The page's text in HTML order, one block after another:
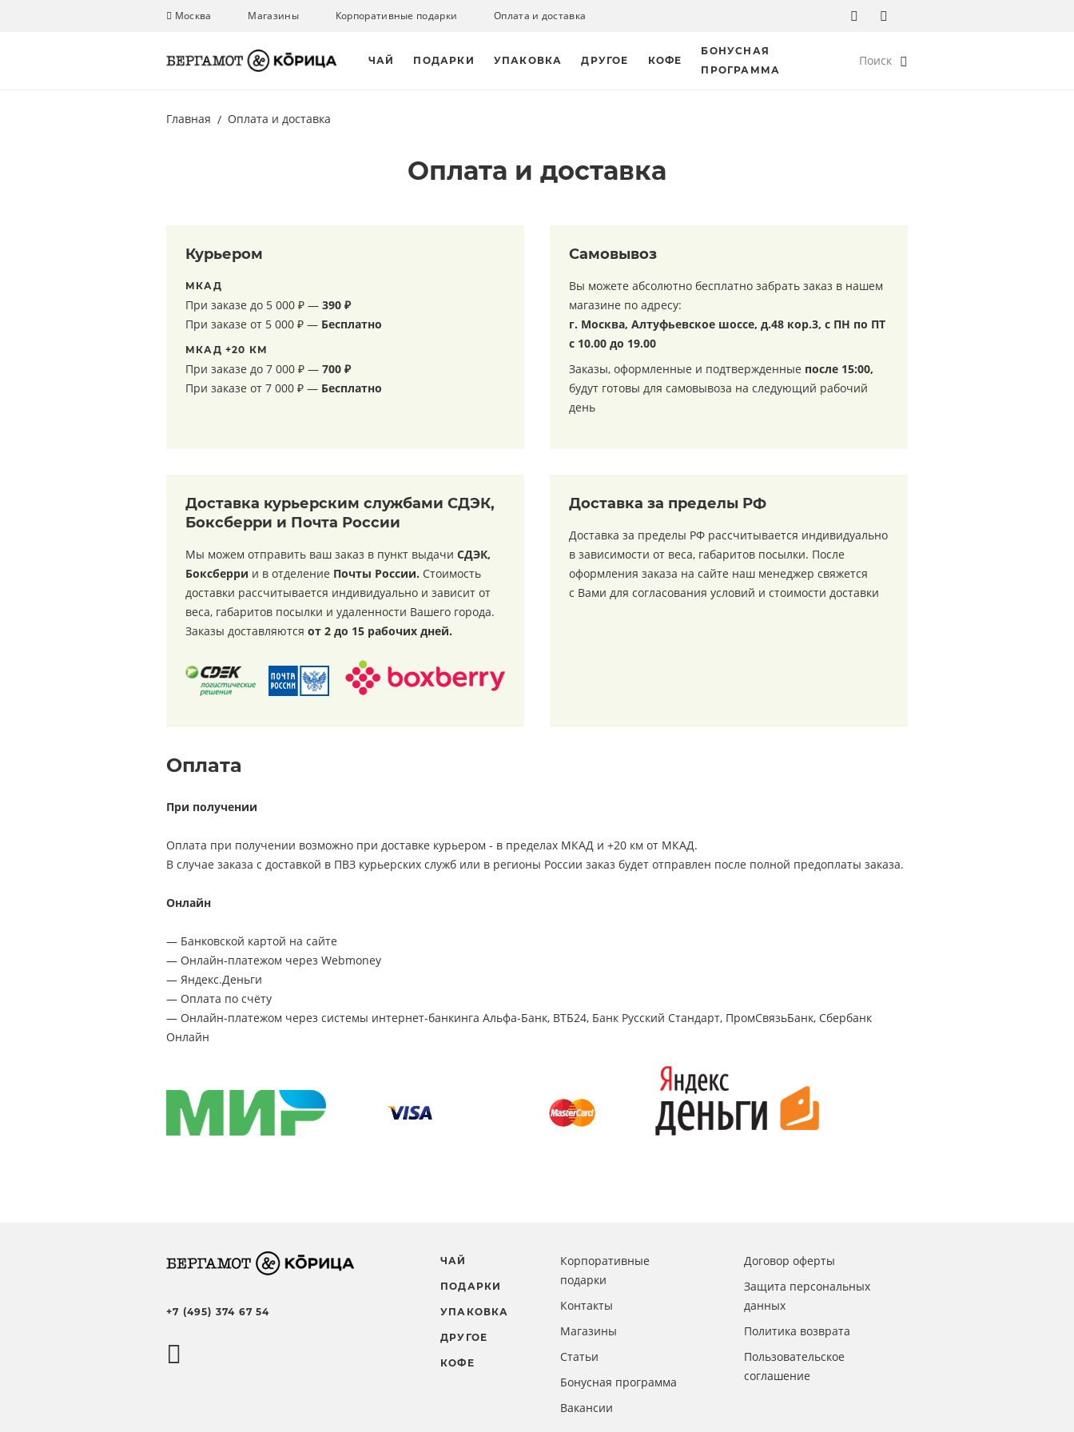
Москва Магазины Корпоративные подарки Оплата и доставка
ЧАЙ ПОДАРКИ УПАКОВКА ДРУГОЕ КОФЕ
БОНУСНАЯ
ПРОГРАММА
Поиск
Главная Оплата и доставка
Оплата и доставка
Курьером
МКАД
При заказе до 5 000 ₽ — 390 ₽
При заказе от 5 000 ₽ — Бесплатно
МКАД +20 КМ
При заказе до 7 000 ₽ — 700 ₽
При заказе от 7 000 ₽ — Бесплатно
Самовывоз
Вы можете абсолютно бесплатно забрать заказ в нашем
магазине по адресу:
г. Москва, Алтуфьевское шоссе, д.48 кор.3, с ПН по ПТ
с 10.00 до 19.00
Заказы, оформленные и подтвержденные после 15:00,
будут готовы для самовывоза на следующий рабочий
день
Доставка курьерским службами СДЭК,
Боксберри и Почта России
Мы можем отправить ваш заказ в пункт выдачи СДЭК,
Боксберри и в отделение Почты России. Стоимость
доставки рассчитывается индивидуально и зависит от
веса, габаритов посылки и удаленности Вашего города.
Заказы доставляются от 2 до 15 рабочих дней.
Доставка за пределы РФ
Доставка за пределы РФ рассчитывается индивидуально
в зависимости от веса, габаритов посылки. После
оформления заказа на сайте наш менеджер свяжется
с Вами для согласования условий и стоимости доставки
Оплата
При получении
Оплата при получении возможно при доставке курьером - в пределах МКАД и +20 км от МКАД.
В случае заказа с доставкой в ПВЗ курьерских служб или в регионы России заказ будет отправлен после полной предоплаты заказа.
Онлайн
— Банковской картой на сайте
— Онлайн-платежом через Webmoney
— Яндекс.Деньги
— Оплата по счёту
— Онлайн-платежом через системы интернет-банкинга Альфа-Банк, ВТБ24, Банк Русский Стандарт, ПромСвязьБанк, Сбербанк
Онлайн
+7 (495) 374 67 54
ЧАЙ
ПОДАРКИ
УПАКОВКА
ДРУГОЕ
КОФЕ
Корпоративные
подарки
Контакты
Магазины
Статьи
Бонусная программа
Вакансии
Договор оферты
Защита персональных
данных
Политика возврата
Пользовательское
соглашение